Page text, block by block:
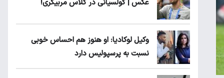
عکس | گولسیانی در کلاس مربیگری!
وکیل لوکادیا: او هنوز هم احساس خوبی
نسبت به پرسپولیس دارد